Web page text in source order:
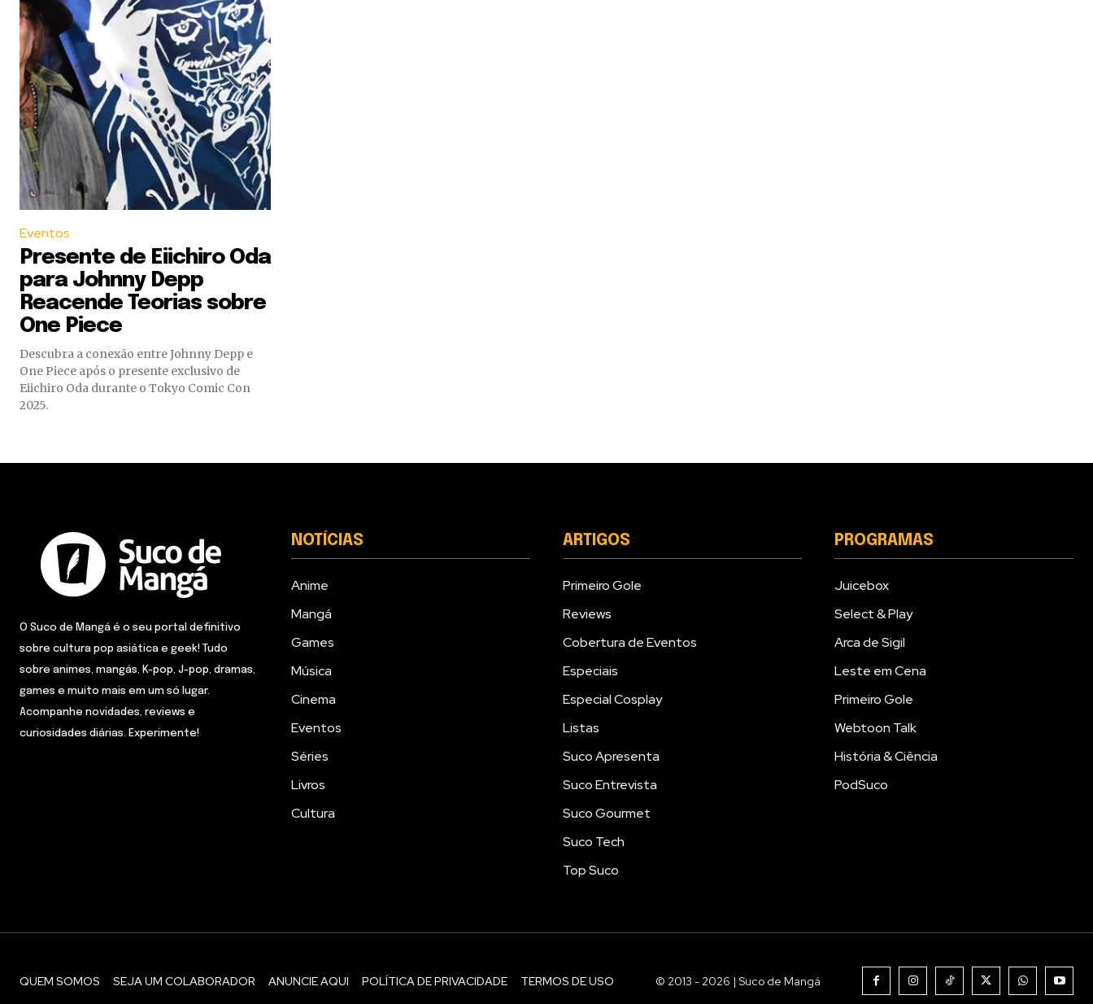
Eventos
Presente de Eiichiro Oda
para Johnny Depp
Reacende Teorias sobre
One Piece
Descubra a conexão entre Johnny Depp e
One Piece após o presente exclusivo de
Eiichiro Oda durante o Tokyo Comic Con
2025.
O Suco de Mangá é o seu portal definitivo
sobre cultura pop asiática e geek! Tudo
sobre animes, mangás, K-pop, J-pop, dramas,
games e muito mais em um só lugar.
Acompanhe novidades, reviews e
curiosidades diárias. Experimente!
NOTÍCIAS
Anime
Mangá
Games
Música
Cinema
Eventos
Séries
Livros
Cultura
ARTIGOS
Primeiro Gole
Reviews
Cobertura de Eventos
Especiais
Especial Cosplay
Listas
Suco Apresenta
Suco Entrevista
Suco Gourmet
Suco Tech
Top Suco
PROGRAMAS
Juicebox
Select & Play
Arca de Sigil
Leste em Cena
Primeiro Gole
Webtoon Talk
História & Ciência
PodSuco
QUEM SOMOS SEJA UM COLABORADOR ANUNCIE AQUI POLÍTICA DE PRIVACIDADE TERMOS DE USO © 2013 - 2026 | Suco de Mangá